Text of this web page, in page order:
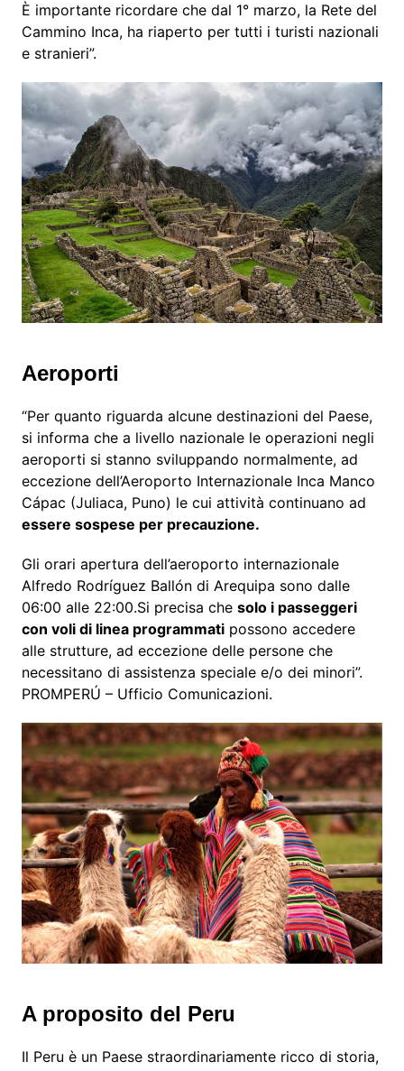
È importante ricordare che dal 1° marzo, la Rete del
Cammino Inca, ha riaperto per tutti i turisti nazionali
e stranieri”.
Aeroporti
“Per quanto riguarda alcune destinazioni del Paese,
si informa che a livello nazionale le operazioni negli
aeroporti si stanno sviluppando normalmente, ad
eccezione dell’Aeroporto Internazionale Inca Manco
Cápac (Juliaca, Puno) le cui attività continuano ad
essere sospese per precauzione.
Gli orari apertura dell’aeroporto internazionale
Alfredo Rodríguez Ballón di Arequipa sono dalle
06:00 alle 22:00.Si precisa che solo i passeggeri
con voli di linea programmatipossono accedere
alle strutture, ad eccezione delle persone che
necessitano di assistenza speciale e/o dei minori”.
PROMPERÚ – Ufficio Comunicazioni.
A proposito del Peru
Il Peru è un Paese straordinariamente ricco di storia,